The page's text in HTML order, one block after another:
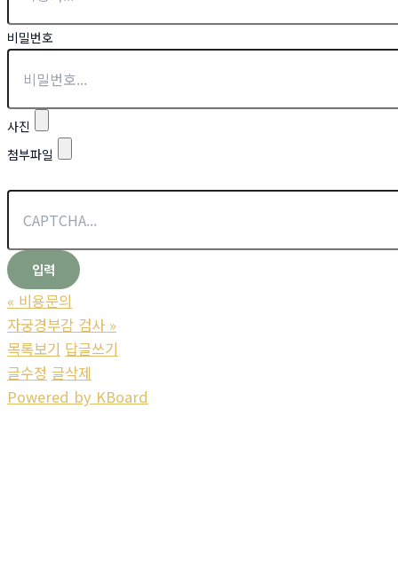
비밀번호
사진
첨부파일
« 비용문의
자궁경부감 검사 »
목록보기 답글쓰기
글수정 글삭제
Powered by KBoard